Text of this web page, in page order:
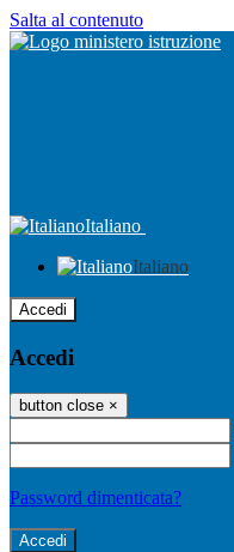
Salta al contenuto
Italiano
Italiano
Accedi
Accedi
button close ×
Password dimenticata?